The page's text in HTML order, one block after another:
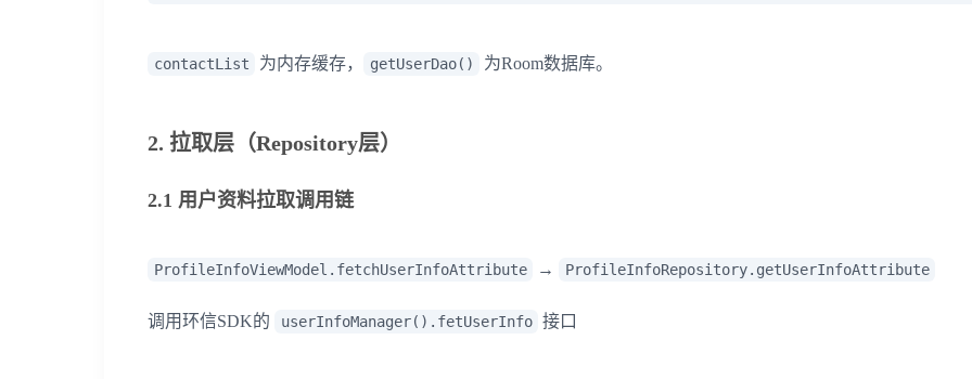
contactList 为内存缓存， getUserDao() 为Room数据库。
2. 拉取层（Repository层）
2.1 用户资料拉取调用链
ProfileInfoViewModel.fetchUserInfoAttribute → ProfileInfoRepository.getUserInfoAttribute
调用环信SDK的 userInfoManager().fetUserInfo 接口